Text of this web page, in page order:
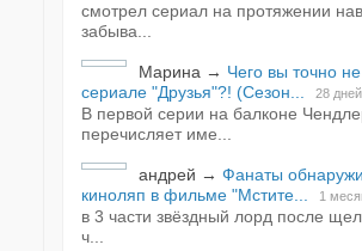
смотрел сериал на протяжении
забыва...
Марина → Чего вы точно
сериале "Друзья"?! (Сезон...
28
В первой серии на балконе
перечисляет име...
андрей → Фанаты
киноляп в фильме "Мстите...
1
в 3 части звёздный лорд после
ч...